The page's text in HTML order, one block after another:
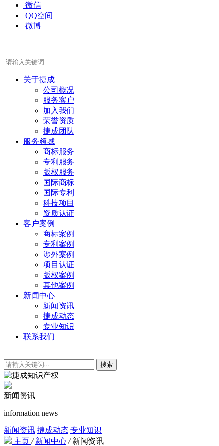
微信
QQ空间
微博
关于捷成
公司概况
服务客户
加入我们
荣誉资质
捷成团队
服务领域
商标服务
专利服务
版权服务
国际商标
国际专利
科技项目
资质认证
客户案例
商标案例
专利案例
涉外案例
项目认证
版权案例
其他案例
新闻中心
新闻资讯
捷成动态
专业知识
联系我们
搜索
新闻资讯
information news
新闻资讯 捷成动态 专业知识
主页 / 新闻中心 / 新闻资讯